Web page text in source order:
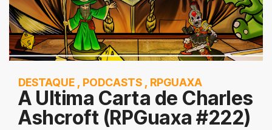
DESTAQUE , PODCASTS , RPGUAXA
A Ultima Carta de Charles
Ashcroft (RPGuaxa #222)